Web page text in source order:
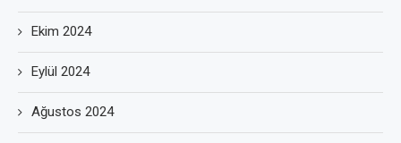
Ekim 2024
Eylül 2024
Ağustos 2024